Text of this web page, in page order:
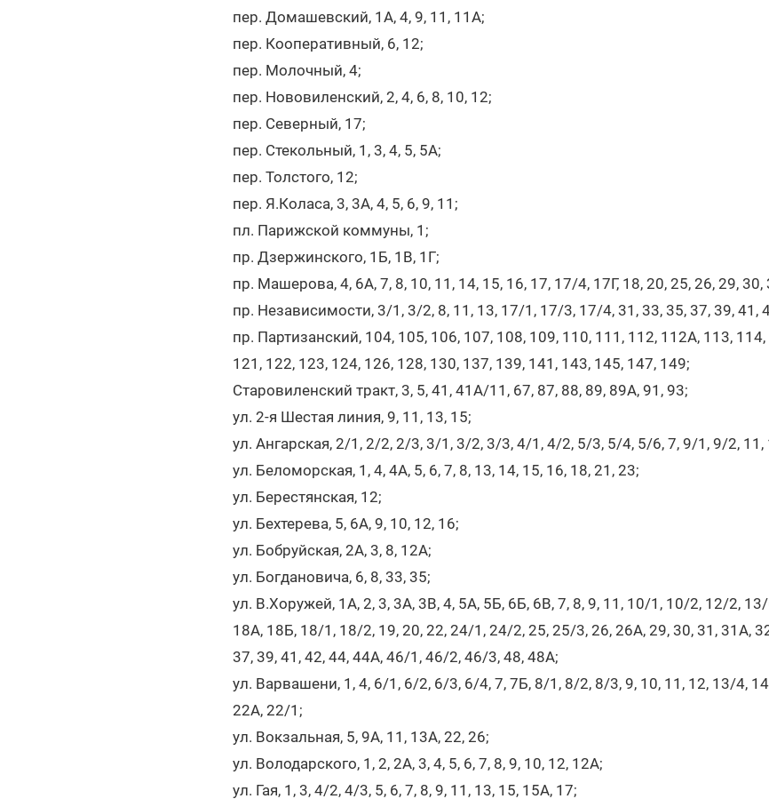
пер. Домашевский, 1А, 4, 9, 11, 11А;
пер. Кооперативный, 6, 12;
пер. Молочный, 4;
пер. Нововиленский, 2, 4, 6, 8, 10, 12;
пер. Северный, 17;
пер. Стекольный, 1, 3, 4, 5, 5А;
пер. Толстого, 12;
пер. Я.Коласа, 3, 3А, 4, 5, 6, 9, 11;
пл. Парижской коммуны, 1;
пр. Дзержинского, 1Б, 1В, 1Г;
пр. Машерова, 4, 6А, 7, 8, 10, 11, 14, 15, 16, 17, 17/4, 17Г, 18, 20, 25, 26, 29, 30,
пр. Независимости, 3/1, 3/2, 8, 11, 13, 17/1, 17/3, 17/4, 31, 33, 35, 37, 39, 41,
пр. Партизанский, 104, 105, 106, 107, 108, 109, 110, 111, 112, 112А, 113,
121, 122, 123, 124, 126, 128, 130, 137, 139, 141, 143, 145, 147, 149;
Старовиленский тракт, 3, 5, 41, 41А/11, 67, 87, 88, 89, 89А, 91, 93;
ул. 2-я Шестая линия, 9, 11, 13, 15;
ул. Ангарская, 2/1, 2/2, 2/3, 3/1, 3/2, 3/3, 4/1, 4/2, 5/3, 5/4, 5/6, 7, 9/1, 9/2,
ул. Беломорская, 1, 4, 4А, 5, 6, 7, 8, 13, 14, 15, 16, 18, 21, 23;
ул. Берестянская, 12;
ул. Бехтерева, 5, 6А, 9, 10, 12, 16;
ул. Бобруйская, 2А, 3, 8, 12А;
ул. Богдановича, 6, 8, 33, 35;
ул. В.Хоружей, 1А, 2, 3, 3А, 3В, 4, 5А, 5Б, 6Б, 6В, 7, 8, 9, 11, 10/1, 10/2, 12/2,
18А, 18Б, 18/1, 18/2, 19, 20, 22, 24/1, 24/2, 25, 25/3, 26, 26А, 29, 30, 31, 31А,
37, 39, 41, 42, 44, 44А, 46/1, 46/2, 46/3, 48, 48А;
ул. Варвашени, 1, 4, 6/1, 6/2, 6/3, 6/4, 7, 7Б, 8/1, 8/2, 8/3, 9, 10, 11, 12, 13/4,
22А, 22/1;
ул. Вокзальная, 5, 9А, 11, 13А, 22, 26;
ул. Володарского, 1, 2, 2А, 3, 4, 5, 6, 7, 8, 9, 10, 12, 12А;
ул. Гая, 1, 3, 4/2, 4/3, 5, 6, 7, 8, 9, 11, 13, 15, 15А, 17;